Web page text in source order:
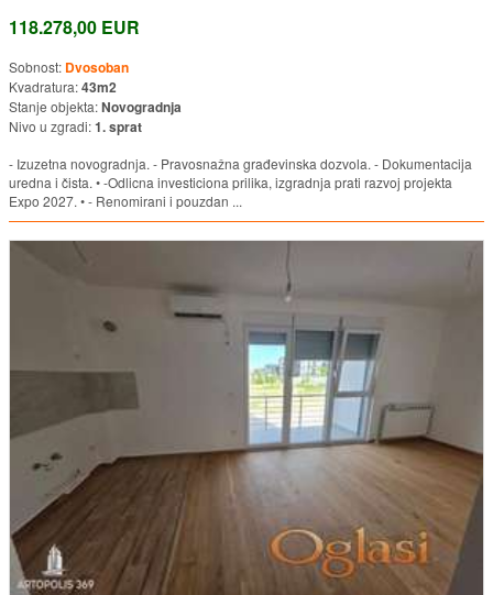
118.278,00 EUR
Sobnost: Dvosoban
Kvadratura:43m2
Stanje objekta:Novogradnja
Nivo u zgradi:1. sprat
- Izuzetna novogradnja. - Pravosnažna građevinska dozvola. - Dokumentacija
uredna i čista. • -Odlicna investiciona prilika, izgradnja prati razvoj projekta
Expo 2027. • - Renomirani i pouzdan ...